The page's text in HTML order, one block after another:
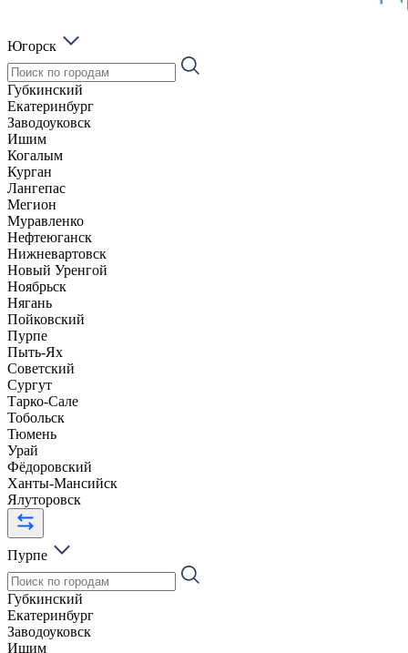
Югорск
Губкинский
Екатеринбург
Заводоуковск
Ишим
Когалым
Курган
Лангепас
Мегион
Муравленко
Нефтеюганск
Нижневартовск
Новый Уренгой
Ноябрьск
Нягань
Пойковский
Пурпе
Пыть-Ях
Советский
Сургут
Тарко-Сале
Тобольск
Тюмень
Урай
Фёдоровский
Ханты-Мансийск
Ялуторовск
Пурпе
Губкинский
Екатеринбург
Заводоуковск
Ишим